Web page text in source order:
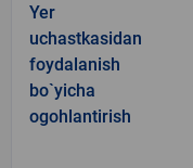
Yer
uchastkasidan
foydalanish
bo`yicha
ogohlantirish